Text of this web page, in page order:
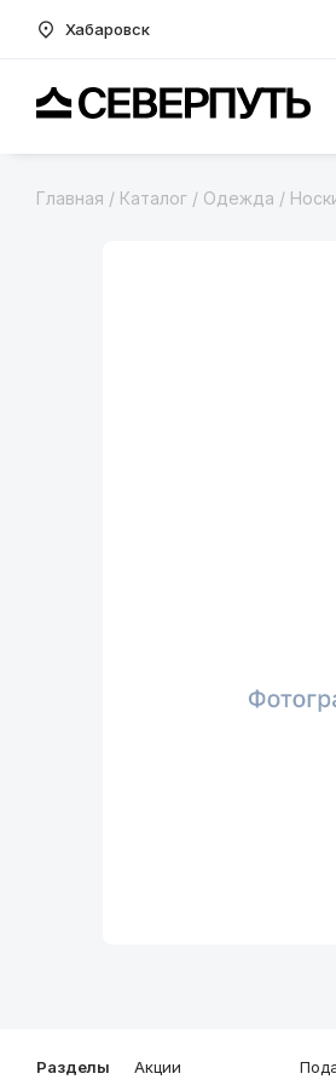
Хабаровск
Вернуться на главную
Главная / Каталог / Одежда /
Разделы Акции